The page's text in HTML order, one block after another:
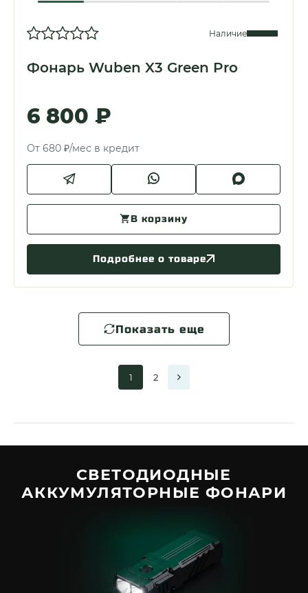
СВЕТОДИОДНЫЕ
АККУМУЛЯТОРНЫЕ ФОНАРИ
Наличие
Фонарь Wuben X3 Green Pro
6 800 ₽
От 680 ₽/мес в кредит
В корзину
Подробнее о товаре
Показать еще
1 2